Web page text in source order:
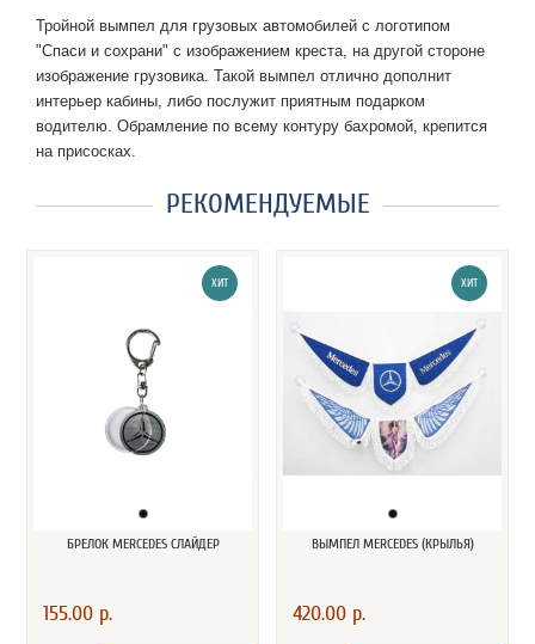
Тройной вымпел для грузовых автомобилей с логотипом
"Спаси и сохрани" с изображением креста, на другой стороне
изображение грузовика. Такой вымпел отлично дополнит
интерьер кабины, либо послужит приятным подарком
водителю. Обрамление по всему контуру бахромой, крепится
на присосках.
РЕКОМЕНДУЕМЫЕ
ХИТ
БРЕЛОК MERCEDES СЛАЙДЕР
155.00 р.
ХИТ
ВЫМПЕЛ MERCEDES (КРЫЛЬЯ)
420.00 р.